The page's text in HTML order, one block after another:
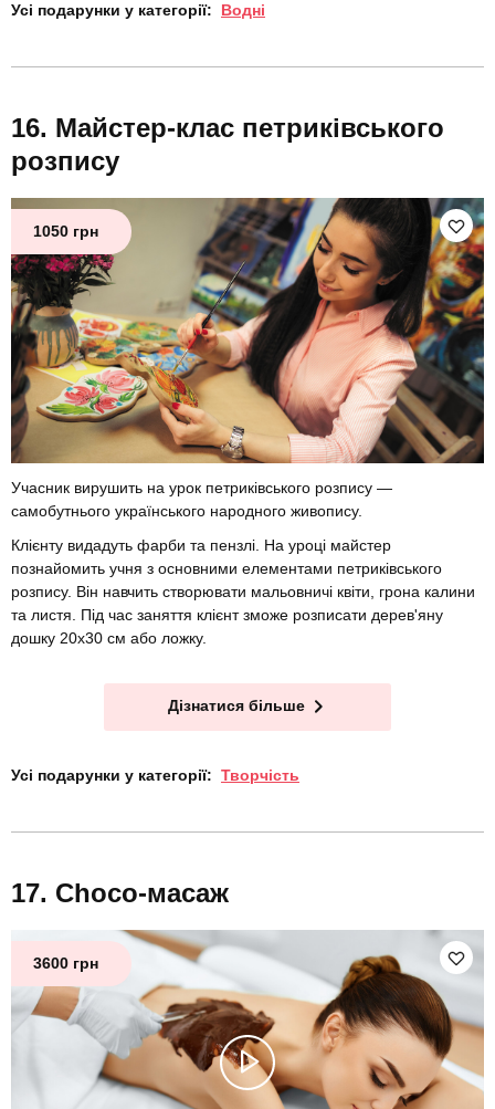
Усі подарунки у категорії: Водні
Майстер-клас петриківського
розпису
1050 грн
Учасник вирушить на урок петриківського розпису —
самобутнього українського народного живопису.
Клієнту видадуть фарби та пензлі. На уроці майстер
познайомить учня з основними елементами петриківського
розпису. Він навчить створювати мальовничі квіти, грона калини
та листя. Під час заняття клієнт зможе розписати дерев'яну
дошку 20х30 см або ложку.
Дізнатися більше
Усі подарунки у категорії: Творчість
Choco-масаж
3600 грн